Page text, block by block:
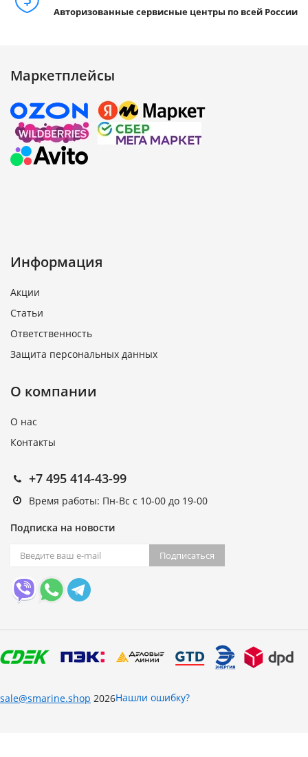
Авторизованные сервисные центры по всей России
Маркетплейсы
Информация
Акции
Статьи
Ответственность
Защита персональных данных
О компании
О нас
Контакты
+7 495 414-43-99
Время работы: Пн-Вс с 10-00 до 19-00
Подписка на новости
Подписаться
sale@smarine.shop 2026Нашли ошибку?